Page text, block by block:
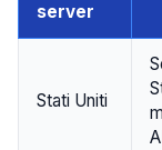
server
Stati Uniti